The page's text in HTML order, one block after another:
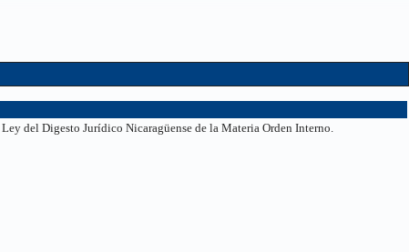
del Digesto Jurídico Nicaragüense de la Materia Orden Interno.